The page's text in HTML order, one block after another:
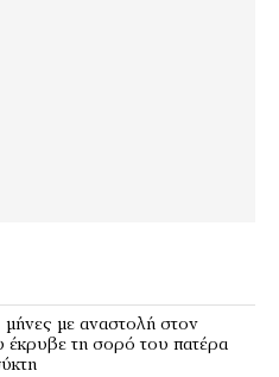
με αναστολή στον
έκρυβε τη σορό του πατέρα